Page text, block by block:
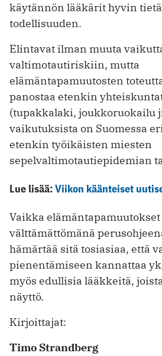
käytännön lääkärit hyvin
todellisuuden.
Elintavat ilman muuta
valtimotautiriskiin, mutta
elämäntapamuutosten
panostaa etenkin
(tupakkalaki, joukkoruokailu
vaikutuksista on Suomessa
etenkin työikäisten miesten
sepelvaltimotautiepidemian
Lue lisää:Viikon käänteiset
Vaikka
välttämättömänä
hämärtää sitä tosiasiaa, että
pienentämiseen kannattaa
myös edullisia lääkkeitä,
näyttö.
Kirjoittajat:
Timo Strandberg